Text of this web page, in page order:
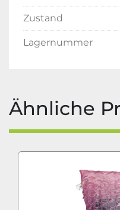
Zustand
Lagernummer
Ähnliche